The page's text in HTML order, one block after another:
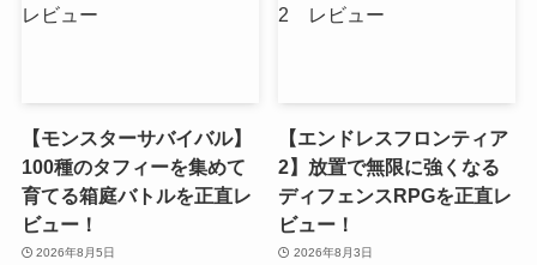
【モンスターサバイバル】
100種のタフィーを集めて
育てる箱庭バトルを正直レ
ビュー！
2026年8月5日
【エンドレスフロンティア
2】放置で無限に強くなる
ディフェンスRPGを正直レ
ビュー！
2026年8月3日